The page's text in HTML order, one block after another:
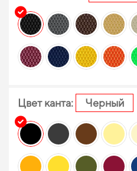
Цвет канта: Черный